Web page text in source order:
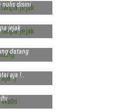
nulis disini
jejak
datang
aja !..